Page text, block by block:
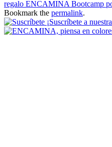
regalo ENCAMINA Bootcamp
Bookmark the permalink.
¡Suscríbete a